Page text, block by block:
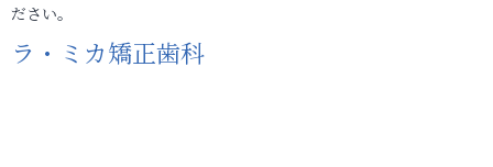
ださい。
ラ・ミカ矯正歯科